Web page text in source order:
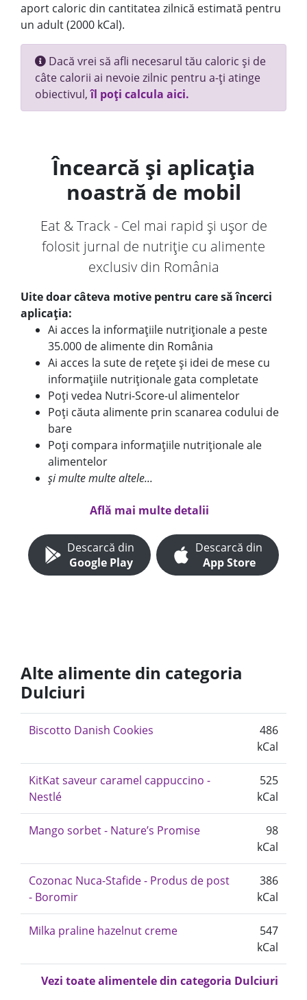
aport caloric din cantitatea zilnică estimată pentru
un adult (2000 kCal).
Dacă vrei să afli necesarul tău caloric și de
câte calorii ai nevoie zilnic pentru a-ți atinge
obiectivul,îl poți calcula aici.
Încearcă și aplicația
noastră de mobil
Eat & Track - Cel mai rapid și ușor de
folosit jurnal de nutriție cu alimente
exclusiv din România
Uite doar câteva motive pentru care să încerci
aplicația:
Ai acces la informațiile nutriționale a peste
35.000 de alimente din România
Ai acces la sute de rețete și idei de mese cu
informațiile nutriționale gata completate
Poți vedea Nutri-Score-ul alimentelor
Poți căuta alimente prin scanarea codului de
bare
Poți compara informațiile nutriționale ale
alimentelor
și multe multe altele...
Află mai multe detalii
Descarcă din
Google Play
Descarcă din
App Store
Alte alimente din categoria
Dulciuri
Biscotto Danish Cookies
486
kCal
KitKat saveur caramel cappuccino -
Nestlé
525
kCal
Mango sorbet - Nature’s Promise
98
kCal
Cozonac Nuca-Stafide - Produs de post
- Boromir
386
kCal
Milka praline hazelnut creme
547
kCal
Vezi toate alimentele din categoria Dulciuri